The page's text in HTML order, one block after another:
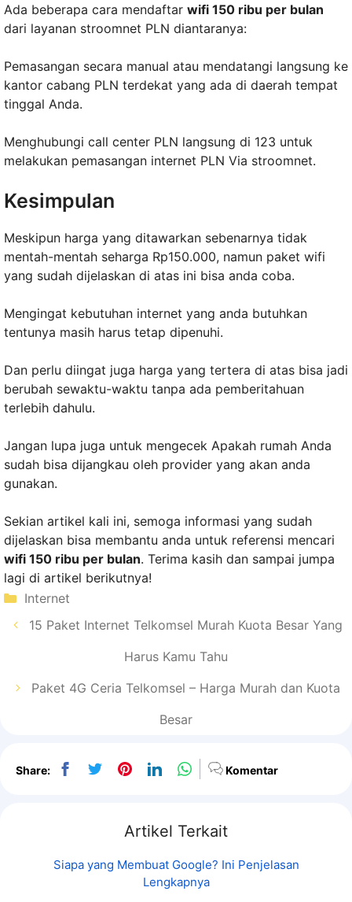
Ada beberapa cara mendaftar wifi 150 ribu per bulan
dari layanan stroomnet PLN diantaranya:
Pemasangan secara manual atau mendatangi langsung ke
kantor cabang PLN terdekat yang ada di daerah tempat
tinggal Anda.
Menghubungi call center PLN langsung di 123 untuk
melakukan pemasangan internet PLN Via stroomnet.
Kesimpulan
Meskipun harga yang ditawarkan sebenarnya tidak
mentah-mentah seharga Rp150.000, namun paket wifi
yang sudah dijelaskan di atas ini bisa anda coba.
Mengingat kebutuhan internet yang anda butuhkan
tentunya masih harus tetap dipenuhi.
Dan perlu diingat juga harga yang tertera di atas bisa jadi
berubah sewaktu-waktu tanpa ada pemberitahuan
terlebih dahulu.
Jangan lupa juga untuk mengecek Apakah rumah Anda
sudah bisa dijangkau oleh provider yang akan anda
gunakan.
Sekian artikel kali ini, semoga informasi yang sudah
dijelaskan bisa membantu anda untuk referensi mencari
wifi 150 ribu per bulan. Terima kasih dan sampai jumpa
lagi di artikel berikutnya!
Kategori
Internet
15 Paket Internet Telkomsel Murah Kuota Besar Yang
Harus Kamu Tahu
Paket 4G Ceria Telkomsel – Harga Murah dan Kuota
Besar
Share: Komentar
Artikel Terkait
Siapa yang Membuat Google? Ini Penjelasan
Lengkapnya